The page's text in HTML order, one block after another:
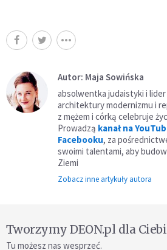
Autor: Maja Sowińska
absolwentka judaistyki i
architektury modernizmu i
z mężem i córką celebruje
Prowadzą kanał na
Facebooku, za
swoimi talentami, aby
Ziemi
Zobacz inne artykuły autora
Tworzymy DEON.pl dla
Tu możesz nas wesprzeć.